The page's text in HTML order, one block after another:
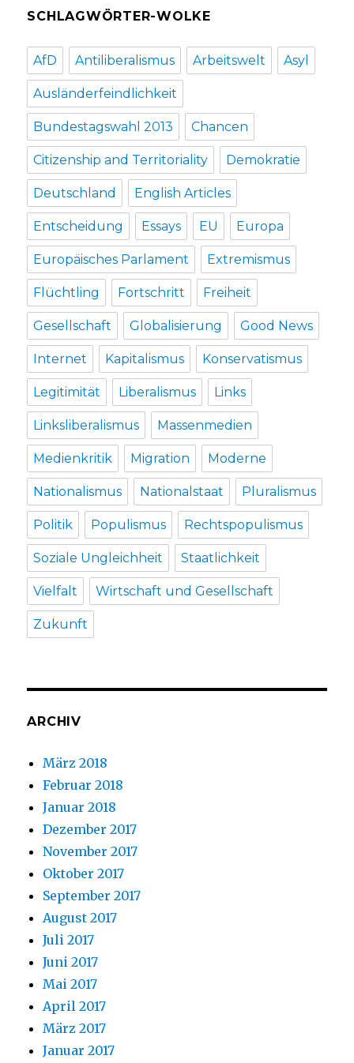
SCHLAGWÖRTER-WOLKE
AfD Antiliberalismus Arbeitswelt Asyl
Ausländerfeindlichkeit
Bundestagswahl 2013 Chancen
Citizenship and Territoriality Demokratie
Deutschland English Articles
Entscheidung Essays EU Europa
Europäisches Parlament Extremismus
Flüchtling Fortschritt Freiheit
Gesellschaft Globalisierung Good News
Internet Kapitalismus Konservatismus
Legitimität Liberalismus Links
Linksliberalismus Massenmedien
Medienkritik Migration Moderne
Nationalismus Nationalstaat Pluralismus
Politik Populismus Rechtspopulismus
Soziale Ungleichheit Staatlichkeit
Vielfalt Wirtschaft und Gesellschaft
Zukunft
ARCHIV
März 2018
Februar 2018
Januar 2018
Dezember 2017
November 2017
Oktober 2017
September 2017
August 2017
Juli 2017
Juni 2017
Mai 2017
April 2017
März 2017
Januar 2017